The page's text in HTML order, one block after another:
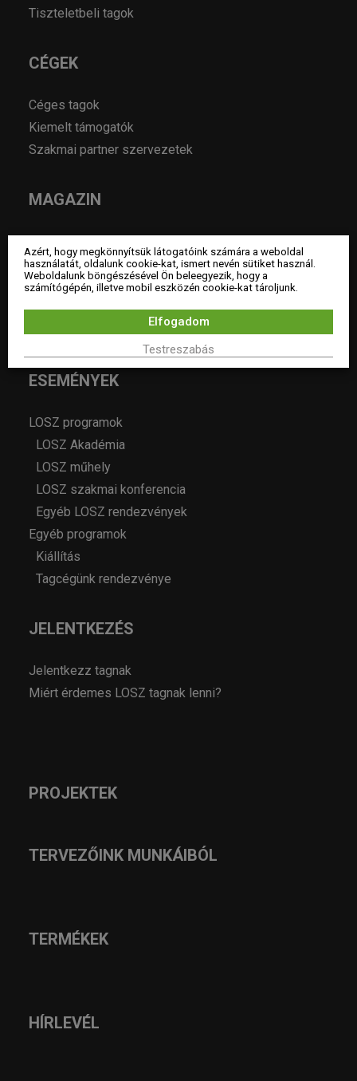
Tiszteletbeli tagok
CÉGEK
Céges tagok
Kiemelt támogatók
Szakmai partner szervezetek
MAGAZIN
Év lakberendezője pályázatok
Pályázatok
Álláshirdetés
Archívum
ESEMÉNYEK
LOSZ programok
LOSZ Akadémia
LOSZ műhely
LOSZ szakmai konferencia
Egyéb LOSZ rendezvények
Egyéb programok
Kiállítás
Tagcégünk rendezvénye
JELENTKEZÉS
Jelentkezz tagnak
Miért érdemes LOSZ tagnak lenni?
PROJEKTEK
TERVEZŐINK MUNKÁIBÓL
TERMÉKEK
HÍRLEVÉL
Azért, hogy megkönnyítsük látogatóink számára a weboldal
használatát, oldalunk cookie-kat, ismert nevén sütiket használ.
Weboldalunk böngészésével Ön beleegyezik, hogy a
számítógépén, illetve mobil eszközén cookie-kat tároljunk.
Testreszabás
Elfogadom